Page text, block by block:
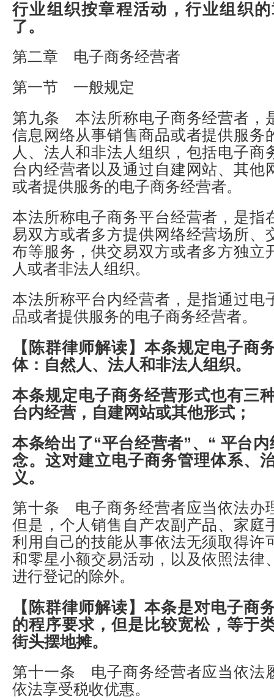
行业组织按章程活动，行业组织
了。
第二章 电子商务经营者
第一节 一般规定
第九条 本法所称电子商务经营者，
信息网络从事销售商品或者提供服务
人、法人和非法人组织，包括电子商
台内经营者以及通过自建网站、其他
或者提供服务的电子商务经营者。
本法所称电子商务平台经营者，是指
易双方或者多方提供网络经营场所、
布等服务，供交易双方或者多方独立
人或者非法人组织。
本法所称平台内经营者，是指通过电
品或者提供服务的电子商务经营者。
【陈群律师解读】 本条规定电子商
体：自然人、法人和非法人组织。
本条规定电子商务经营形式也有三
台内经营，自建网站或其他形式；
本条给出了“平台经营者”、“ 平台
念。这对建立电子商务管理体系、
义。
第十条 电子商务经营者应当依法办
但是，个人销售自产农副产品、家庭
利用自己的技能从事依法无须取得许
和零星小额交易活动，以及依照法律
进行登记的除外。
【陈群律师解读】 本条是对电子商
的程序要求，但是比较宽松，等于
街头摆地摊。
第十一条 电子商务经营者应当依法
依法享受税收优惠。